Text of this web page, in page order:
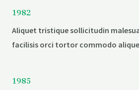
1982
Aliquet tristique sollicitudin
facilisis orci tortor commodo
1985